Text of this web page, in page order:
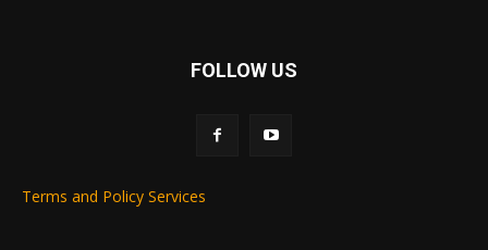
FOLLOW US
Terms and Policy Services